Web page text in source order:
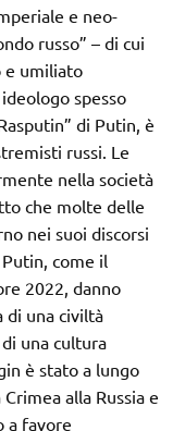
e neo-
russo” – di cui
e umiliato
spesso
di Putin, è
russi. Le
nella società
che molte delle
nei suoi discorsi
come il
2022, danno
di una civiltà
una cultura
è stato a lungo
alla Russia e
a favore